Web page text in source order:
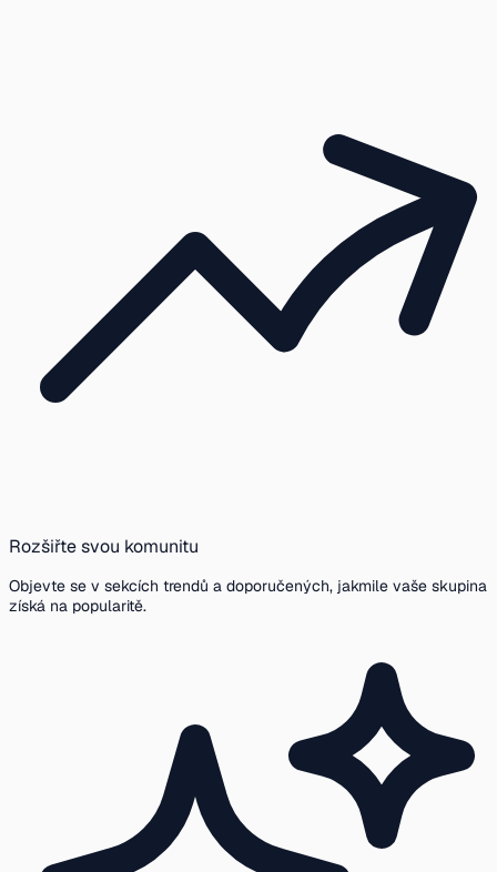
Rozšiřte svou komunitu
Objevte se v sekcích trendů a doporučených, jakmile vaše skupina
získá na popularitě.